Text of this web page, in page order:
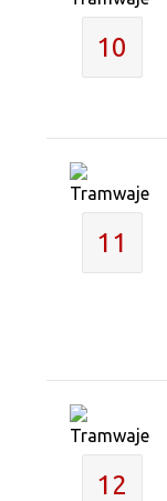
10
11
12